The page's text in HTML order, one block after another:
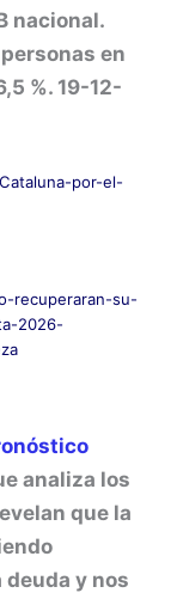
nacional.
en
%. 19-12-
por-el-
recuperaran-su-
2026-
analiza los
que la
y nos